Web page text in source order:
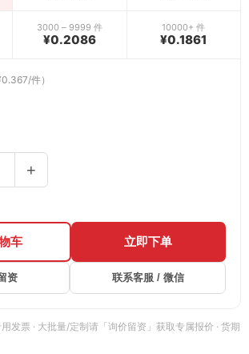
3000 – 9999 件
¥0.2086
10000+ 件
¥0.1861
+
件）
车 立即下单
资 联系客服 / 微信
发票 · 大批量/定制请「询价留资」获取专属报价 · 货期